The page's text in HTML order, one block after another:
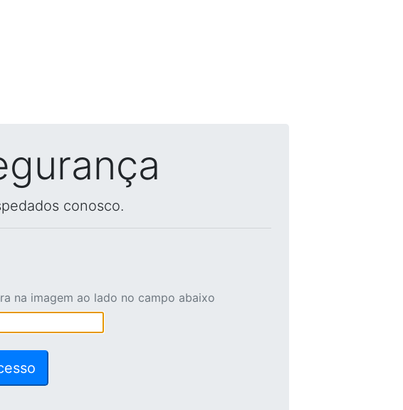
conosco.
na imagem ao lado no campo abaixo